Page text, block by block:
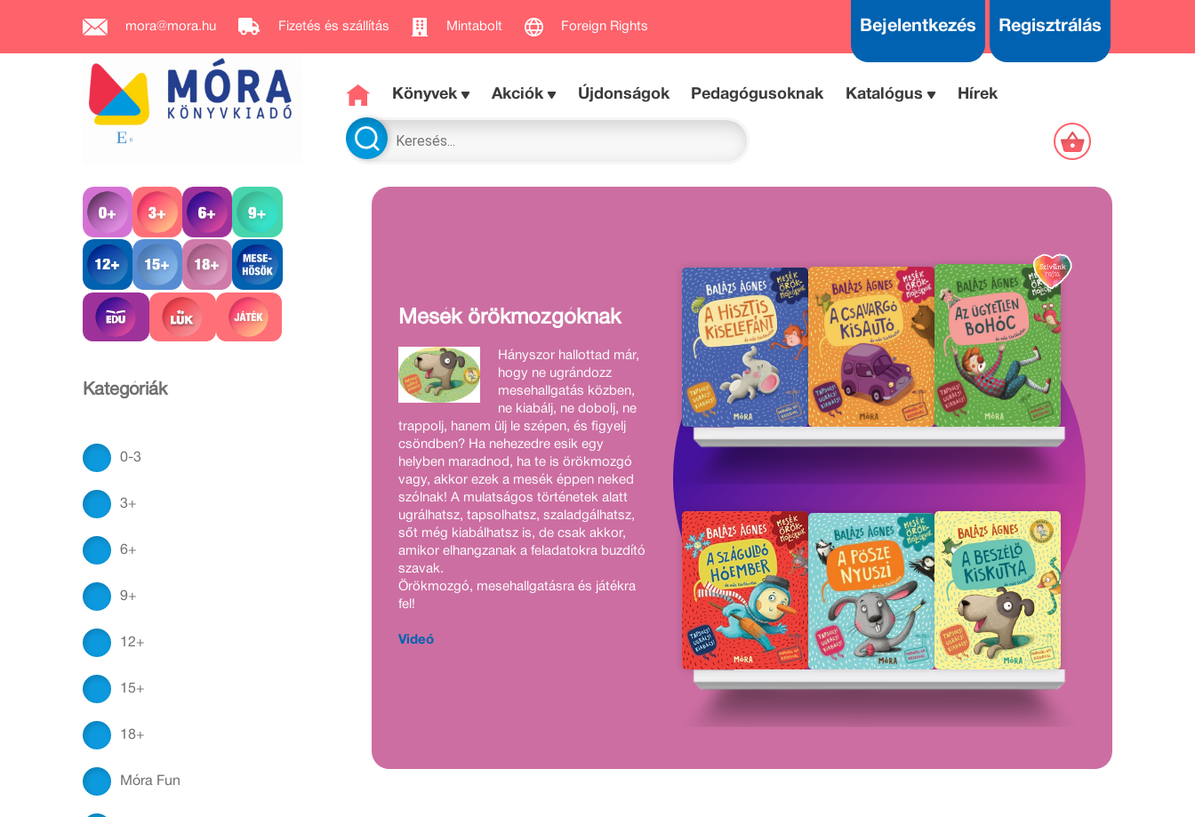
mora@mora.hu Fizetés és szállítás Mintabolt Foreign Rights Bejelentkezés Regisztrálás
Könyvek Akciók Újdonságok Pedagógusoknak Katalógus Hírek
Kategóriák
0-3
3+
6+
9+
12+
15+
18+
Móra Fun
Mesék örökmozgóknak
Hányszor hallottad már,
hogy ne ugrándozz
mesehallgatás közben,
ne kiabálj, ne dobolj, ne
trappolj, hanem ülj le szépen, és figyelj
csöndben? Ha nehezedre esik egy
helyben maradnod, ha te is örökmozgó
vagy, akkor ezek a mesék éppen neked
szólnak! A mulatságos történetek alatt
ugrálhatsz, tapsolhatsz, szaladgálhatsz,
sőt még kiabálhatsz is, de csak akkor,
amikor elhangzanak a feladatokra buzdító
szavak.
Örökmozgó, mesehallgatásra és játékra
fel!
Videó